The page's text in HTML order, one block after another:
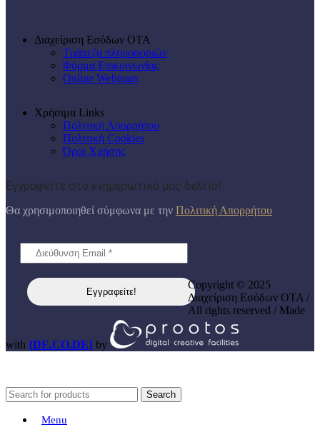
Διαχείριση Εσόδων ΟΤΑ
Τράπεζα πληροφοριών
Φόρμα Επικοινωνίας
Online Webinars
Χρήσιμα Links
Πολιτική Απορρήτου
Πολιτική Cookies
Όροι Χρήσης
Εγγραφείτε στο ενημερωτικό μας δελτίο!
Θα χρησιμοποιηθεί σύμφωνα με την Πολιτική Απορρήτου
Copyright © 2025
Διαχείριση Εσόδων ΟΤΑ /
All rights reserved / Made
with {DE.CO.DE} by
Search
Menu